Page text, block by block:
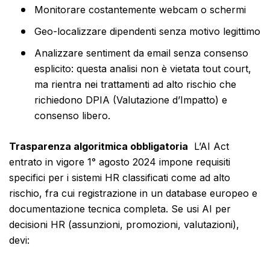
Monitorare costantemente webcam o schermi
Geo-localizzare dipendenti senza motivo legittimo
Analizzare sentiment da email senza consenso
esplicito: questa analisi non è vietata tout court,
ma rientra nei trattamenti ad alto rischio che
richiedono DPIA (Valutazione d’Impatto) e
consenso libero.
Trasparenza algoritmica obbligatoria L’AI Act
entrato in vigore 1° agosto 2024 impone requisiti
specifici per i sistemi HR classificati come ad alto
rischio, fra cui registrazione in un database europeo e
documentazione tecnica completa. Se usi AI per
decisioni HR (assunzioni, promozioni, valutazioni),
devi: